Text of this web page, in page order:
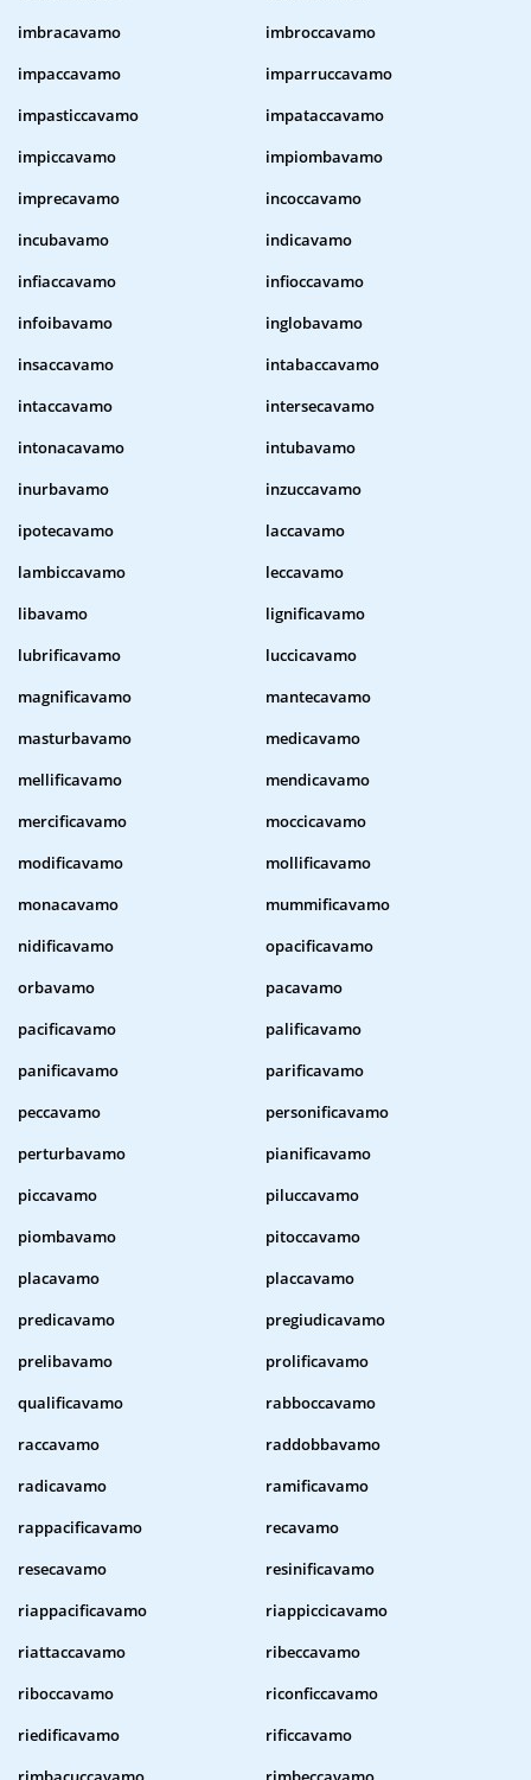
imbracavamo
imbroccavamo
impaccavamo
imparruccavamo
impasticcavamo
impataccavamo
impiccavamo
impiombavamo
imprecavamo
incoccavamo
incubavamo
indicavamo
infiaccavamo
infioccavamo
infoibavamo
inglobavamo
insaccavamo
intabaccavamo
intaccavamo
intersecavamo
intonacavamo
intubavamo
inurbavamo
inzuccavamo
ipotecavamo
laccavamo
lambiccavamo
leccavamo
libavamo
lignificavamo
lubrificavamo
luccicavamo
magnificavamo
mantecavamo
masturbavamo
medicavamo
mellificavamo
mendicavamo
mercificavamo
moccicavamo
modificavamo
mollificavamo
monacavamo
mummificavamo
nidificavamo
opacificavamo
orbavamo
pacavamo
pacificavamo
palificavamo
panificavamo
parificavamo
peccavamo
personificavamo
perturbavamo
pianificavamo
piccavamo
piluccavamo
piombavamo
pitoccavamo
placavamo
placcavamo
predicavamo
pregiudicavamo
prelibavamo
prolificavamo
qualificavamo
rabboccavamo
raccavamo
raddobbavamo
radicavamo
ramificavamo
rappacificavamo
recavamo
resecavamo
resinificavamo
riappacificavamo
riappiccicavamo
riattaccavamo
ribeccavamo
riboccavamo
riconficcavamo
riedificavamo
rificcavamo